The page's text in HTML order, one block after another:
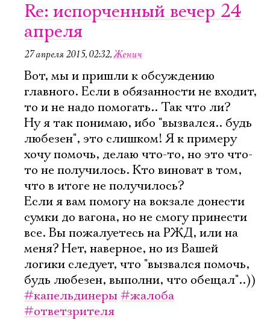
Re: испорченный вечер 24
апреля
27 апреля 2015, 02:32,Женич
Вот, мы и пришли к обсуждению
главного. Если в обязанности не входит,
то и не надо помогать.. Так что ли?
Ну я так понимаю, ибо "вызвался.. будь
любезен", это слишком! Я к примеру
хочу помочь, делаю что-то, но это что-
то не получилось. Кто виноват в том,
что в итоге не получилось?
Если я вам помогу на вокзале донести
сумки до вагона, но не смогу принести
все. Вы пожалуетесь на РЖД, или на
меня? Нет, наверное, но из Вашей
логики следует, что "вызвался помочь,
будь любезен, выполни, что обещал"..))
#капельдинеры#жалоба
#ответзрителя